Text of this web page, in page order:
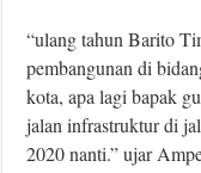
“ulang tahun Barito
pembangunan di
kota, apa lagi bapak
jalan infrastruktur di
2020 nanti.” ujar